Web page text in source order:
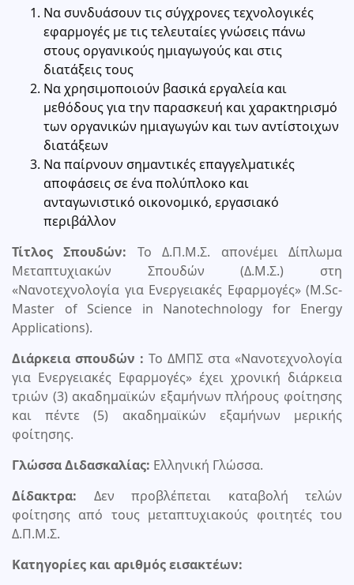
Να συνδυάσουν τις σύγχρονες τεχνολογικές
εφαρμογές με τις τελευταίες γνώσεις πάνω
στους οργανικούς ημιαγωγούς και στις
διατάξεις τους
Να χρησιμοποιούν βασικά εργαλεία και
μεθόδους για την παρασκευή και χαρακτηρισμό
των οργανικών ημιαγωγών και των αντίστοιχων
διατάξεων
Να παίρνουν σημαντικές επαγγελματικές
αποφάσεις σε ένα πολύπλοκο και
ανταγωνιστικό οικονομικό, εργασιακό
περιβάλλον
Τίτλος Σπουδών: Το Δ.Π.Μ.Σ. απονέμει Δίπλωμα
Μεταπτυχιακών Σπουδών (Δ.Μ.Σ.) στη
«Νανοτεχνολογία για Ενεργειακές Εφαρμογές» (Μ.Sc-
Master of Science in Nanotechnology for Energy
Applications).
Διάρκεια σπουδών : Το ΔΜΠΣ στα «Νανοτεχνολογία
για Ενεργειακές Εφαρμογές» έχει χρονική διάρκεια
τριών (3) ακαδημαϊκών εξαμήνων πλήρους φοίτησης
και πέντε (5) ακαδημαϊκών εξαμήνων μερικής
φοίτησης.
Γλώσσα Διδασκαλίας: Ελληνική Γλώσσα.
Δίδακτρα: Δεν προβλέπεται καταβολή τελών
φοίτησης από τους μεταπτυχιακούς φοιτητές του
Δ.Π.Μ.Σ.
Κατηγορίες και αριθμός εισακτέων: